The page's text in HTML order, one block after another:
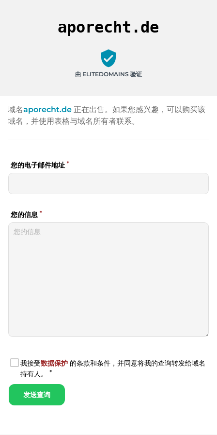
aporecht.de
verified_user
由 ELITEDOMAINS 验证
域名aporecht.de 正在出售。如果您感兴趣，可以购买该
域名，并使用表格与域名所有者联系。